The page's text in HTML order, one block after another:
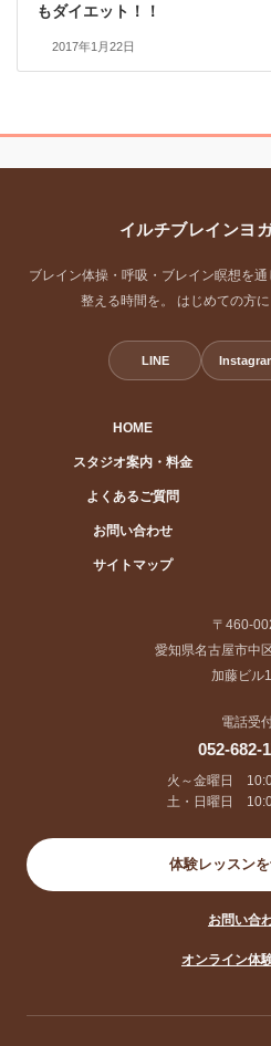
もダイエット！！
2017年1月22日
イルチブレインヨ
ブレイン体操・呼吸・ブレイン瞑想を
整える時間を。 はじめての方に
LINE
HOME
スタジオ案内・料金
よくあるご質問
お問い合わせ
サイトマップ
〒460-
愛知県名古屋市中
加藤ビル
電話受
052-682-
火～金曜日
土・日曜日
体験レッスン
お問い合
オンライン体